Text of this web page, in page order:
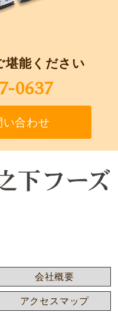
堪能ください
0637
い合わせ
会社概要
アクセスマップ